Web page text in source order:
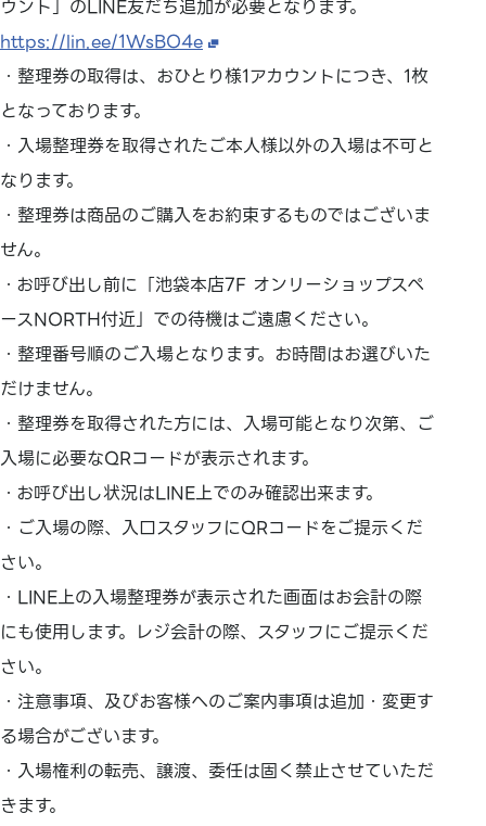
ウント」のLINE友だち追加が必要となります。
https://lin.ee/1WsBO4e
・整理券の取得は、おひとり様1アカウントにつき、1枚
となっております。
・入場整理券を取得されたご本人様以外の入場は不可と
なります。
・整理券は商品のご購入をお約束するものではございま
せん。
・お呼び出し前に「池袋本店7F オンリーショップスペ
ースNORTH付近」での待機はご遠慮ください。
・整理番号順のご入場となります。お時間はお選びいた
だけません。
・整理券を取得された方には、入場可能となり次第、ご
入場に必要なQRコードが表示されます。
・お呼び出し状況はLINE上でのみ確認出来ます。
・ご入場の際、入口スタッフにQRコードをご提示くだ
さい。
・LINE上の入場整理券が表示された画面はお会計の際
にも使用します。レジ会計の際、スタッフにご提示くだ
さい。
・注意事項、及びお客様へのご案内事項は追加・変更す
る場合がございます。
・入場権利の転売、譲渡、委任は固く禁止させていただ
きます。